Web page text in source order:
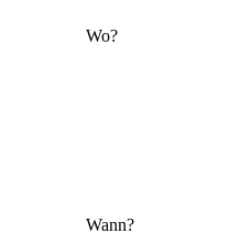
Wo?
Wann?